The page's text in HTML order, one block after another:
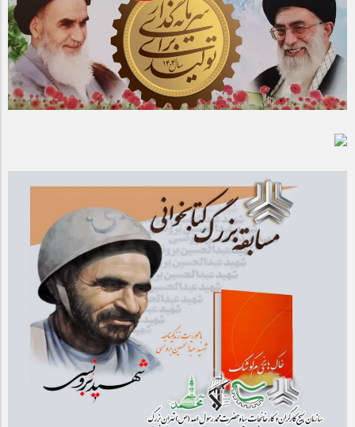
مراسم بزرگداشت سالروز آزادسازی خرمشهر در شرکت پارس خودرو
برگزار شد
مراسم گرامیداشت سالروز آزادسازی خرمشهر در نمازخانه فاطمیه
مگاموتور